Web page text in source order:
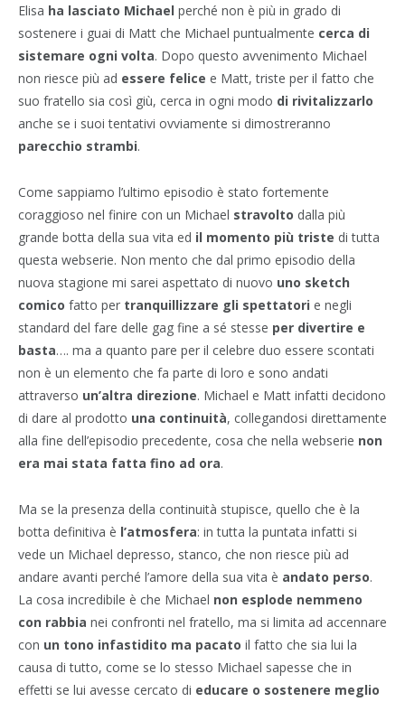
Elisa ha lasciato Michael perché non è più in grado di
sostenere i guai di Matt che Michael puntualmente cerca di
sistemare ogni volta. Dopo questo avvenimento Michael
non riesce più ad essere felice e Matt, triste per il fatto che
suo fratello sia così giù, cerca in ogni modo di rivitalizzarlo
anche se i suoi tentativi ovviamente si dimostreranno
parecchio strambi.
Come sappiamo l’ultimo episodio è stato fortemente
coraggioso nel finire con un Michael stravolto dalla più
grande botta della sua vita ed il momento più triste di tutta
questa webserie. Non mento che dal primo episodio della
nuova stagione mi sarei aspettato di nuovo uno sketch
comico fatto per tranquillizzare gli spettatori e negli
standard del fare delle gag fine a sé stesse per divertire e
basta…. ma a quanto pare per il celebre duo essere scontati
non è un elemento che fa parte di loro e sono andati
attraverso un’altra direzione. Michael e Matt infatti decidono
di dare al prodotto una continuità, collegandosi direttamente
alla fine dell’episodio precedente, cosa che nella webserie non
era mai stata fatta fino ad ora.
Ma se la presenza della continuità stupisce, quello che è la
botta definitiva è l’atmosfera: in tutta la puntata infatti si
vede un Michael depresso, stanco, che non riesce più ad
andare avanti perché l’amore della sua vita è andato perso.
La cosa incredibile è che Michael non esplode nemmeno
con rabbia nei confronti nel fratello, ma si limita ad accennare
con un tono infastidito ma pacato il fatto che sia lui la
causa di tutto, come se lo stesso Michael sapesse che in
effetti se lui avesse cercato di educare o sostenere meglio